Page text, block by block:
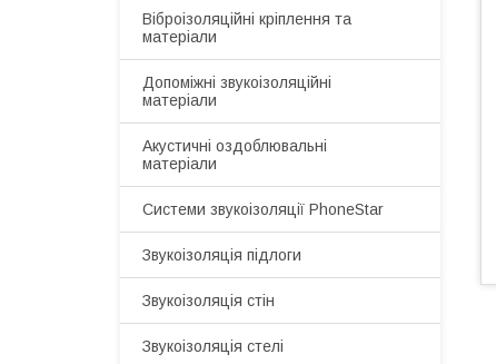
Віброізоляційні кріплення та
матеріали
Допоміжні звукоізоляційні
матеріали
Акустичні оздоблювальні
матеріали
Системи звукоізоляції PhoneStar
Звукоізоляція підлоги
Звукоізоляція стін
Звукоізоляція стелі